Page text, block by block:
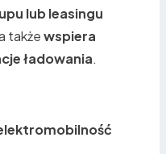
lub leasingu
takżewspiera
ładowania.